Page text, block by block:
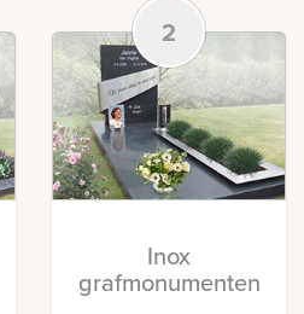
2
Inox
grafmonumenten